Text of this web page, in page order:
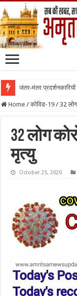
जंतर-मंतर
Home / कोविड-19 / 32
32 लोग
मृत्यु
October 25, 2020